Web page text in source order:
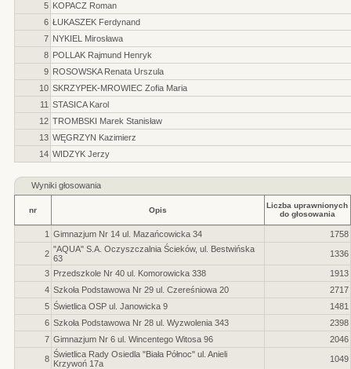
5 KOPACZ Roman
6 ŁUKASZEK Ferdynand
7 NYKIEL Mirosława
8 POLLAK Rajmund Henryk
9 ROSOWSKA Renata Urszula
10 SKRZYPEK-MROWIEC Zofia Maria
11 STASICA Karol
12 TROMBSKI Marek Stanisław
13 WĘGRZYN Kazimierz
14 WIDZYK Jerzy
Wyniki głosowania
nr Opis
Liczba uprawnionych
do głosowania
1 Gimnazjum Nr 14 ul. Mazańcowicka 34 1758
2 "AQUA" S.A. Oczyszczalnia Ścieków, ul. Bestwińska
63
1336
3 Przedszkole Nr 40 ul. Komorowicka 338
1913
4 Szkoła Podstawowa Nr 29 ul. Czereśniowa 20
2717
5 Świetlica OSP ul. Janowicka 9
1481
6 Szkoła Podstawowa Nr 28 ul. Wyzwolenia 343
2398
7 Gimnazjum Nr 6 ul. Wincentego Witosa 96 2046
8 Świetlica Rady Osiedla "Biała Północ" ul. Anieli
Krzywoń 17a
1049